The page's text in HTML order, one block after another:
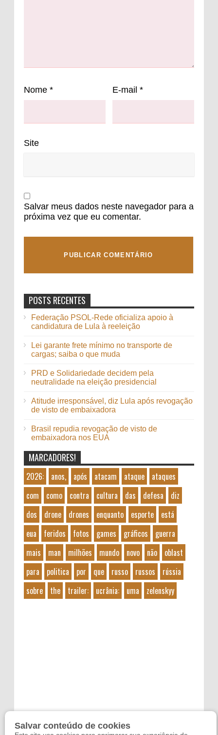
Nome * E-mail *
Site
Salvar meus dados neste navegador para a
próxima vez que eu comentar.
POSTS RECENTES
Federação PSOL-Rede oficializa apoio à
candidatura de Lula à reeleição
Lei garante frete mínimo no transporte de
cargas; saiba o que muda
PRD e Solidariedade decidem pela
neutralidade na eleição presidencial
Atitude irresponsável, diz Lula após revogação
de visto de embaixadora
Brasil repudia revogação de visto de
embaixadora nos EUA
MARCADORES!
2026: anos, após atacam ataque
ataques
com
como contra cultura das defesa
diz
dos
drone drones enquanto esporte
está
eua
feridos fotos games gráficos
guerra
mais
man milhões mundo novo não
oblast
para
politica por que russo russos
rússia
sobre
the trailer: ucrânia: uma zelenskyy
Salvar conteúdo de cookies